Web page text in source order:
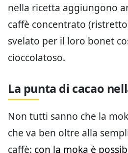
nella ricetta aggiungono
caffè concentrato
svelato per il loro bonet
cioccolatoso.
La punta di cacao
Non tutti sanno che la
che va ben oltre alla
caffè: con la moka è